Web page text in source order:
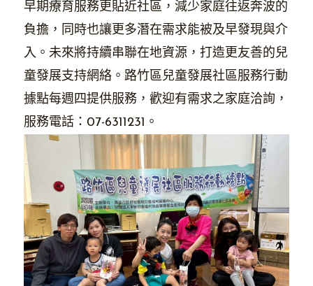
早期療育服務更貼近社區，減少家庭往返奔波的
負擔，同時也讓更多潛在需求能被及早發現與介
入。未來將持續串聯在地資源，打造更友善的兒
童發展支持網絡。路竹區兒童發展社區服務行動
據點每週四提供服務，歡迎有需求之家庭洽詢，
服務電話：07-6311231。